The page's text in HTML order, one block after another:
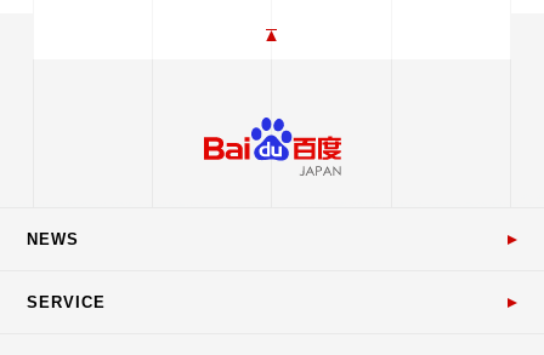
NEWS
SERVICE